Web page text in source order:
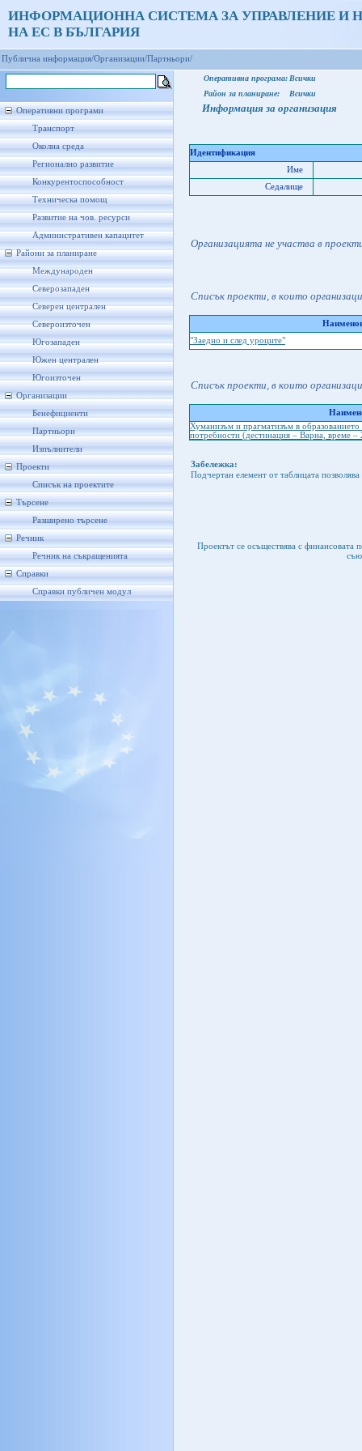
ИНФОРМАЦИОННА СИСТЕМА ЗА УПРАВЛЕНИЕ И
НА ЕС В БЪЛГАРИЯ
Публична информация/Организации/Партньори/
Оперативни програми
Транспорт
Околна среда
Регионално развитие
Конкурентоспособност
Техническа помощ
Развитие на чов. ресурси
Административен капацитет
Райони за планиране
Международен
Северозападен
Северен централен
Североизточен
Югозападен
Южен централен
Югоизточен
Организации
Бенефициенти
Партньори
Изпълнители
Проекти
Списък на проектите
Търсене
Разширено търсене
Речник
Речник на съкращенията
Справки
Справки публичен модул
Оперативна програма: Всички
Район за планиране:
Всички
Информация за организация
Идентификация
Име
Седалище
Организацията не участва в
Списък проекти, в които
"Заедно и след уроците"
Списък проекти, в които
Хуманизъм и прагматизъм в
потребности (дестинация – Варна, време –
Забележка:
Подчертан елемент от таблицата
Проектът се осъществява с финансовата